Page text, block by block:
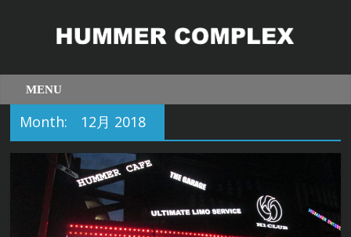
Month: 12月 2018